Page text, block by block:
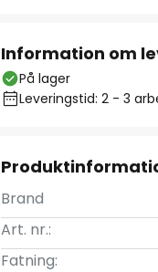
Information om
På lager
Leveringstid: 2 - 3
Brand
Art. nr.:
Fatning: